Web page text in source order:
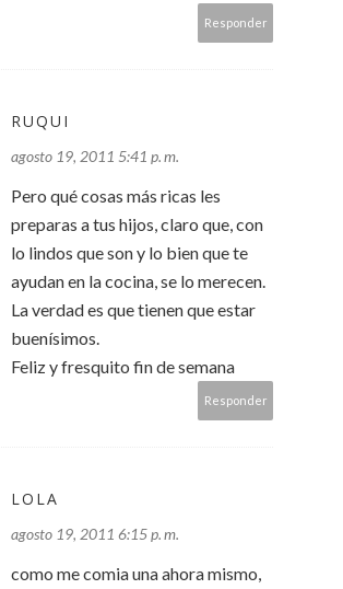
Responder
RUQUI
agosto 19, 2011 5:41 p. m.
Pero qué cosas más ricas les
preparas a tus hijos, claro que, con
lo lindos que son y lo bien que te
ayudan en la cocina, se lo merecen.
La verdad es que tienen que estar
buenísimos.
Feliz y fresquito fin de semana
Responder
LOLA
agosto 19, 2011 6:15 p. m.
como me comia una ahora mismo,